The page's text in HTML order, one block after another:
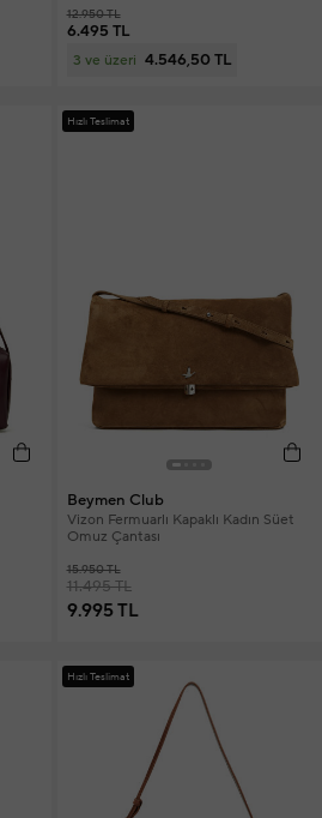
12.950 TL
6.495 TL
3 ve üzeri 4.546,50 TL
Hızlı Teslimat
Beymen Club
Vizon Fermuarlı Kapaklı Kadın Süet
Omuz Çantası
15.950 TL
11.495 TL
9.995 TL
Hızlı Teslimat